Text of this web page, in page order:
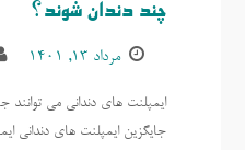
چند دندان شوند؟
مرداد ۱۳, ۱۴۰۱
ایمپلنت های دندانی می توانند
جایگزین ایمپلنت های دندانی